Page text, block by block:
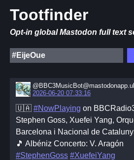
Tootfinder
Opt-in global Mastodon full text
2026-06-20 07:33:16
🇺🇦 #NowPlaying on
Stephen Goss, Xuefei Yang,
Barcelona i Nacional de
🎵 Albéniz Concerto: V. Aragón
#StephenGoss #XuefeiYang